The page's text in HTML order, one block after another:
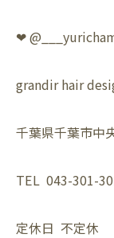
❤︎
grandir hair
千葉県千葉市中
TEL 043-301-
定休日 不定休